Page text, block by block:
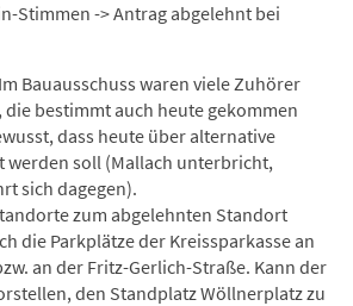
Stimmen -> Antrag abgelehnt bei
Bauausschuss waren viele Zuhörer
die bestimmt auch heute gekommen
dass heute über alternative
werden soll (Mallach unterbricht,
sich dagegen).
zum abgelehnten Standort
die Parkplätze der Kreissparkasse an
an der Fritz-Gerlich-Straße. Kann der
den Standplatz Wöllnerplatz zu